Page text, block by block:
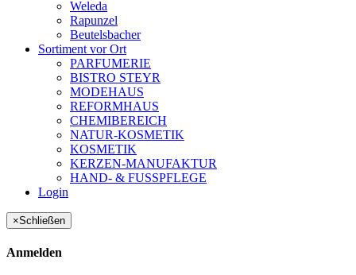
Weleda
Rapunzel
Beutelsbacher
Sortiment vor Ort
PARFUMERIE
BISTRO STEYR
MODEHAUS
REFORMHAUS
CHEMIBEREICH
NATUR-KOSMETIK
KOSMETIK
KERZEN-MANUFAKTUR
HAND- & FUSSPFLEGE
Login
×Schließen
Anmelden